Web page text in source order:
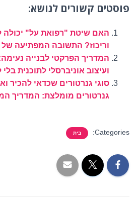
פוסטים קשורים לנושא:
האם שיטת "רפואת על" יכולה
וריכוז? התשובה המפתיעה של
המדריך הפרקטי לבנייה
ועיצוב אוניברסלי לתוכנית
סוגי גנרטורים שכדאי להכיר
גנרטורים מומלצת: המדריך
Categories: בית